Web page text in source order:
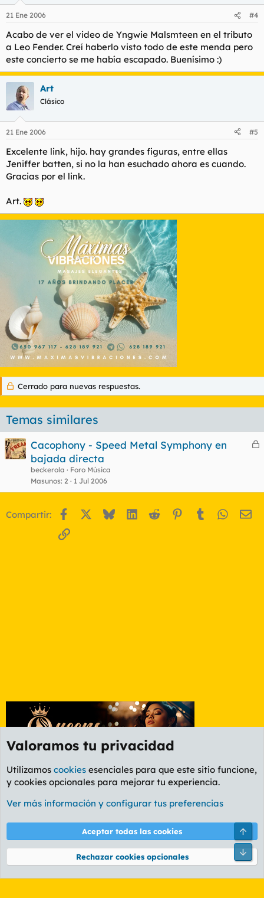
21 Ene 2006 #4
Acabo de ver el video de Yngwie Malsmteen en el tributo
a Leo Fender. Creí haberlo visto todo de este menda pero
este concierto se me había escapado. Buenísimo :)
Art
Clásico
21 Ene 2006 #5
Excelente link, hijo. hay grandes figuras, entre ellas
Jeniffer batten, si no la han esuchado ahora es cuando.
Gracias por el link.
Art.
Cerrado para nuevas respuestas.
Temas similares
C
a
Cacophony - Speed Metal Symphony en
bajada directa
beckerola
Foro Música
Masunos 2 1 Jul 2006
Compartir: Facebook BlueskyLinkedIn
Reddit Pinterest
Tumblr
Enlace
Foro Música
Cookies
PL OLDSTYLE AMARILLO
Términos y reglas Política de privacidad Ayuda
Community platform by XenForo® © 2010-2026 XenForo Ltd.
Valoramos tu privacidad
Utilizamos cookies esenciales para que este sitio funcione,
y cookies opcionales para mejorar tu experiencia.
Ver más información y configurar tus preferencias
Aceptar todas las cookies
Rechazar cookies opcionales
Pie